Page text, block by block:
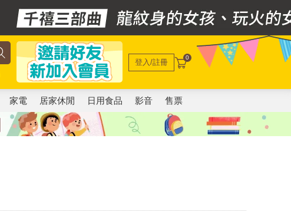
登入/註冊 0
家電 居家休閒 日用食品 影音 售票